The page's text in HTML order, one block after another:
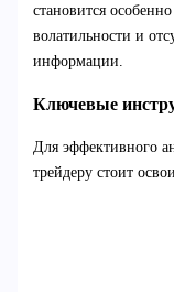
становится
волатильности и
информации.
Ключевые
Для эффективного
трейдеру стоит